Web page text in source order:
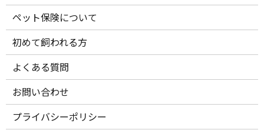
ペット保険について
初めて飼われる方
よくある質問
お問い合わせ
プライバシーポリシー